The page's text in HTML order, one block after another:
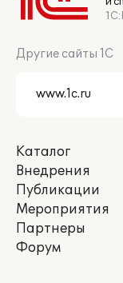
Другие сайты 1С
Каталог
Внедрения
Публикации
Мероприятия
Партнеры
Форум